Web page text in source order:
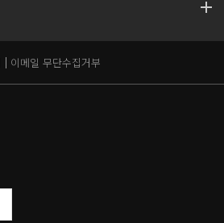
이메일 무단수집거부